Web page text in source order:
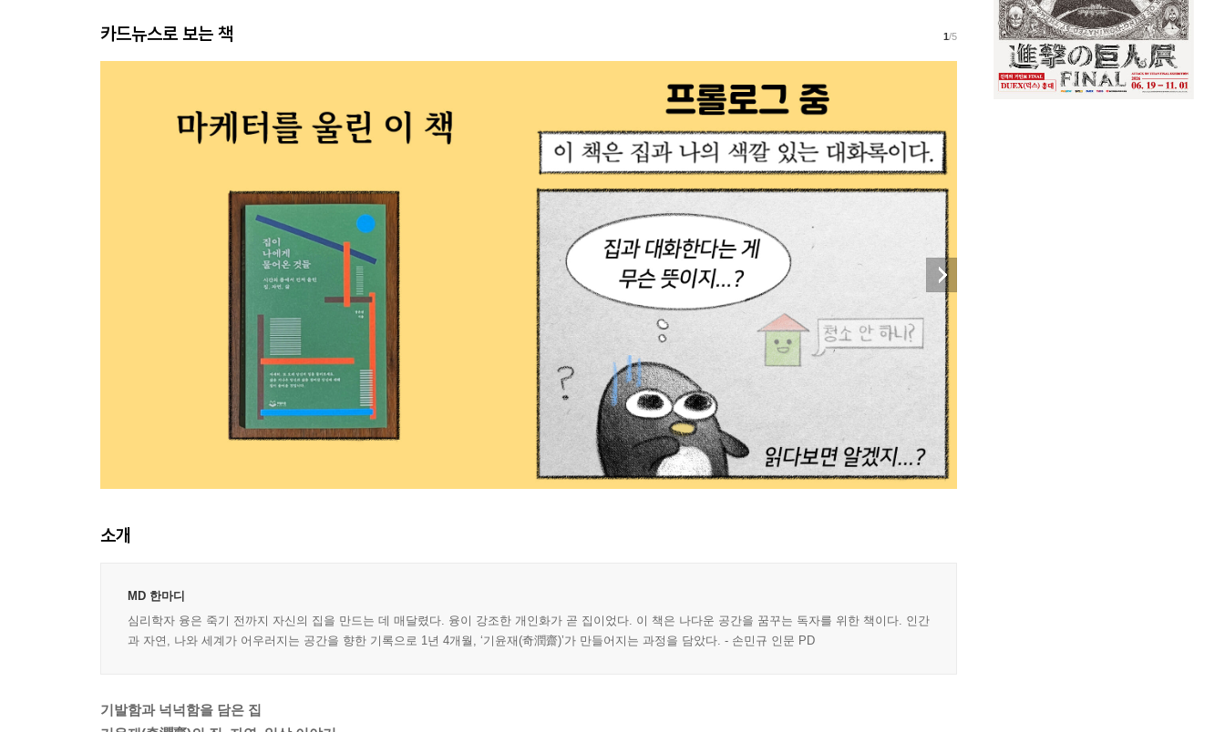
카드뉴스로 보는 책 1/5
소개
MD 한마디
심리학자 융은 죽기 전까지 자신의 집을 만드는 데 매달렸다. 융이 강조한 개인화가 곧 집이었다. 이 책은 나다운 공간을 꿈꾸는 독자를 위한 책이다. 인간
과 자연, 나와 세계가 어우러지는 공간을 향한 기록으로 1년 4개월, ‘기윤재(奇潤齋)’가 만들어지는 과정을 담았다. - 손민규 인문 PD
기발함과 넉넉함을 담은 집